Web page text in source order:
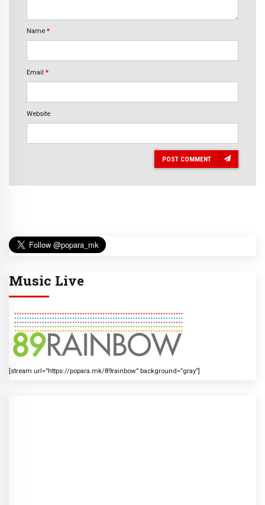
Name *
Email *
Website
POST COMMENT
Music Live
[stream url=”https://popara.mk/89rainbow” background=”gray”]